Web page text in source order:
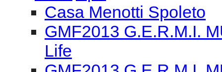
Casa Menotti Spoleto
GMF2013 G.E.R.M.I.
Life